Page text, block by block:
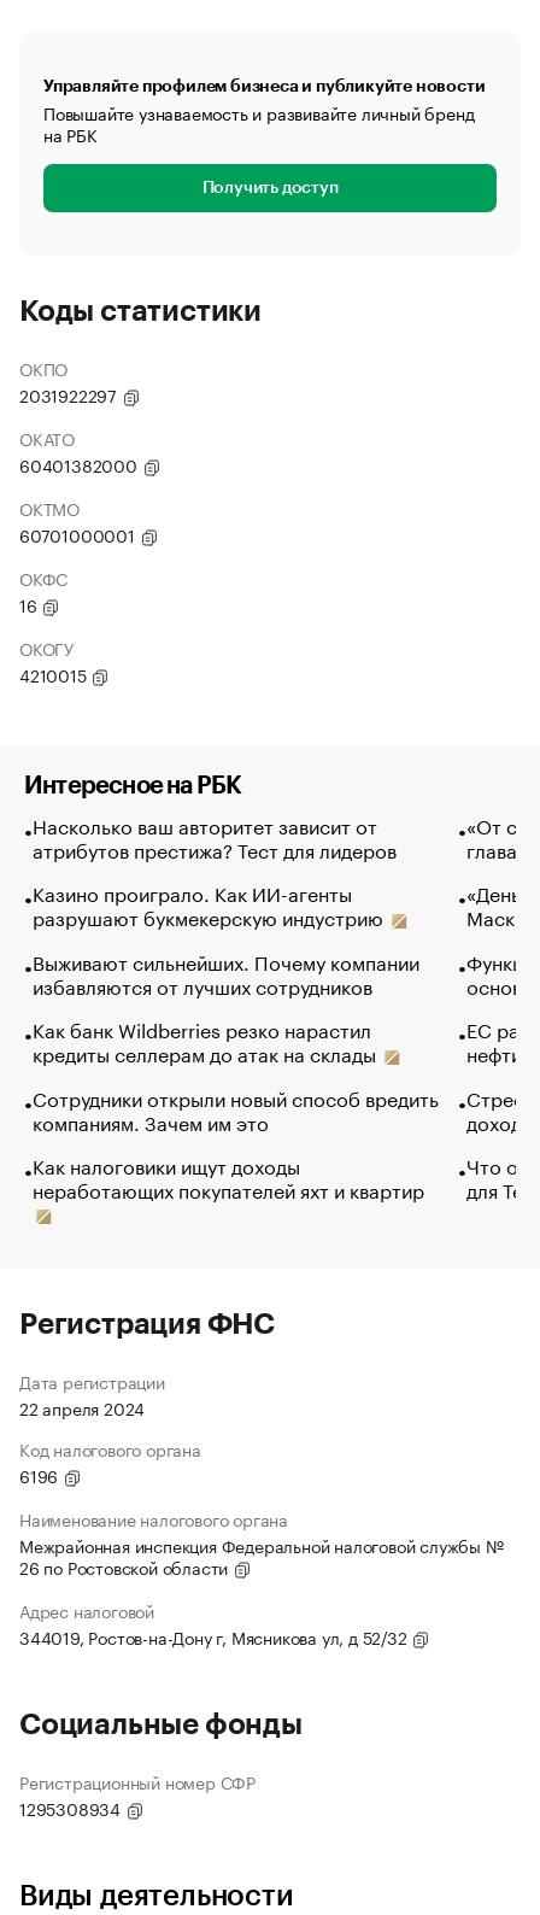
Управляйте профилем бизнеса и публикуйте новости
Повышайте узнаваемость и развивайте личный бренд
на РБК
Получить доступ
Коды статистики
ОКПО
2031922297
ОКАТО
60401382000
ОКТМО
60701000001
ОКФС
16
ОКОГУ
4210015
Интересное на РБК
Насколько ваш авторитет зависит от
атрибутов престижа? Тест для лидеров
Казино проиграло. Как ИИ-агенты
разрушают букмекерскую индустрию
Выживают сильнейших. Почему компании
избавляются от лучших сотрудников
Как банк Wildberries резко нарастил
кредиты селлерам до атак на склады
Сотрудники открыли новый способ вредить
компаниям. Зачем им это
Как налоговики ищут доходы
неработающих покупателей яхт и квартир
«От
глава
Маск в
основ
ЕС
нефти
Что
для
Регистрация ФНС
Дата регистрации
22 апреля 2024
Код налогового органа
6196
Наименование налогового органа
Межрайонная инспекция Федеральной налоговой службы №
26 по Ростовской области
Адрес налоговой
344019, Ростов-на-Дону г, Мясникова ул, д 52/32
Социальные фонды
Регистрационный номер СФР
1295308934
Виды деятельности